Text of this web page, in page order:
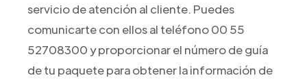
servicio de atención al cliente. Puedes
comunicarte con ellos al teléfono 00 55
52708300 y proporcionar el número de guía
de tu paquete para obtener la información de